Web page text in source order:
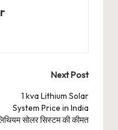
Next Post
1 kva Lithium Solar
System Price in India
सोलर सिस्टम की कीमत